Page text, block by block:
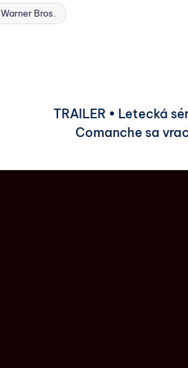
Warner Bros.
TRAILER • Letecká
Comanche sa